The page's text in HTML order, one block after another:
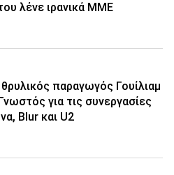
λένε ιρανικά ΜΜΕ
παραγωγός Γουίλιαμ
για τις συνεργασίες
Blur και U2